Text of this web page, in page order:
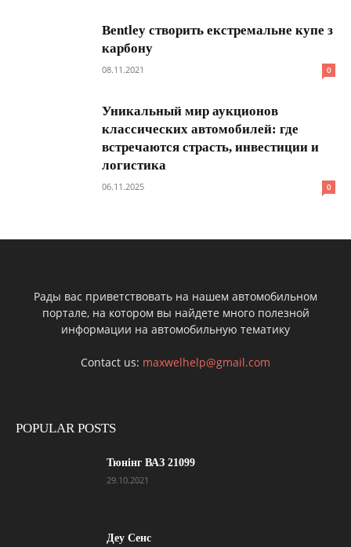
Bentley створить екстремальне купе з
карбону
08.11.2021 0
Уникальный мир аукционов
классических автомобилей: где
встречаются страсть, инвестиции и
логистика
06.11.2025 0
Рады вас приветствовать на нашем автомобильном
портале, на котором вы найдете много полезной
информации на автомобильную тематику
Contact us: maxwelhelp@gmail.com
POPULAR POSTS
Тюнінг ВАЗ 21099
29.10.2021
Деу Сенс